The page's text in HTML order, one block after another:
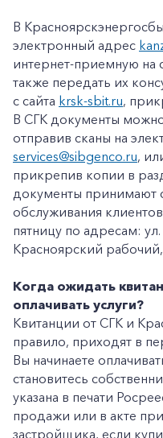
В
электронный адрес
интернет-приемную на
также передать их
с сайта krsk-sbit.ru,
В СГК документы
отправив сканы на
services@sibgenco.ru,
прикрепив копии в
документы принимают
обслуживания
пятницу по адресам:
Красноярский
Когда ожидать
оплачивать услуги?
Квитанции от СГК и
правило, приходят в
Вы начинаете
становитесь
указана в печати
продажи или в акте
застройщика, если